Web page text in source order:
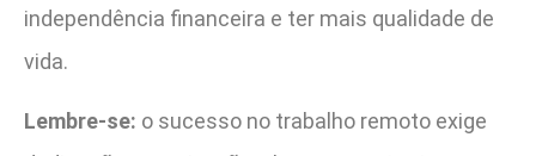
independência financeira e ter mais qualidade de
vida.
Lembre-se: o sucesso no trabalho remoto exige